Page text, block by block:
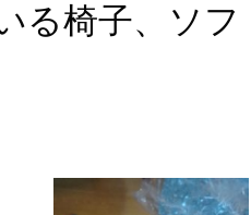
る椅子、ソフ